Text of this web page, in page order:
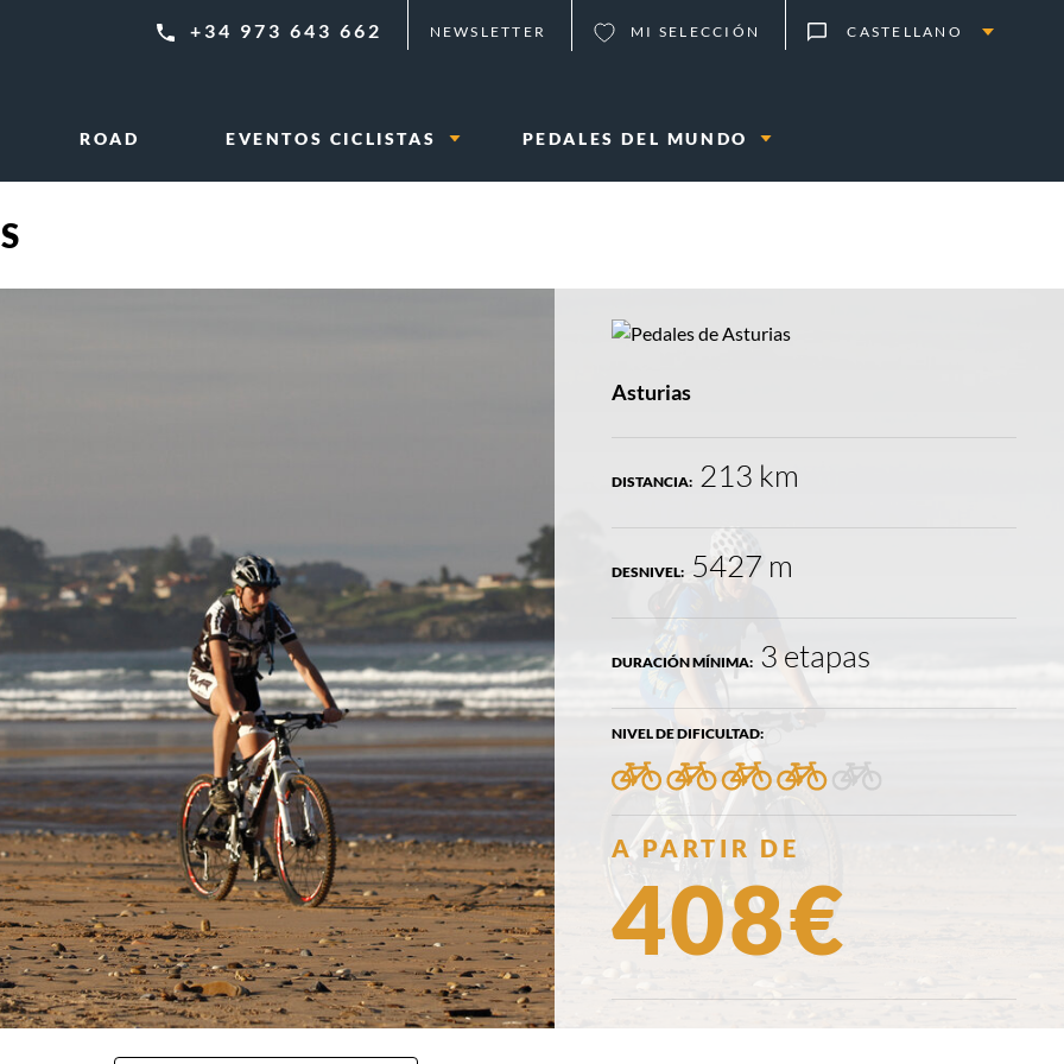
+34 973 643 662 NEWSLETTER MI SELECCIÓN CASTELLANO
ROAD EVENTOS CICLISTAS PEDALES DEL MUNDO
LOCALIZACIÓN:
Asturias
DISTANCIA: 213 km
DESNIVEL: 5427 m
DURACIÓN MÍNIMA: 3 etapas
NIVEL DE DIFICULTAD:
4/5
PRECIO:
A PARTIR DE
408€